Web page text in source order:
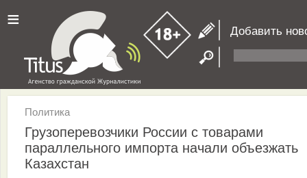
≡ Добавить
Политика
Грузоперевозчики России с товарами
параллельного импорта начали объезжать
Казахстан